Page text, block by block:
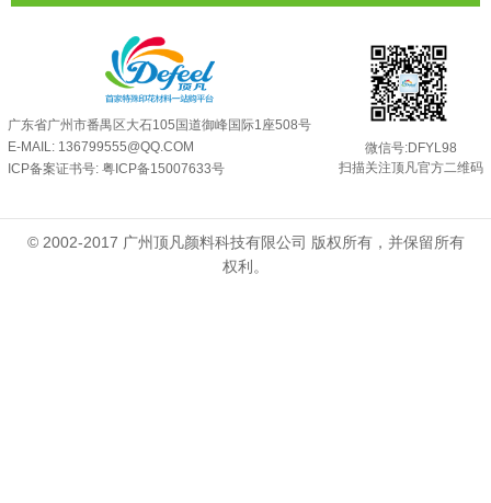
广东省广州市番禺区大石105国道御峰国际1座508号
E-MAIL: 136799555@QQ.COM
ICP备案证书号: 粤ICP备15007633号
微信号:DFYL98
扫描关注顶凡官方二维码
© 2002-2017 广州顶凡颜料科技有限公司 版权所有，并保留所有
权利。